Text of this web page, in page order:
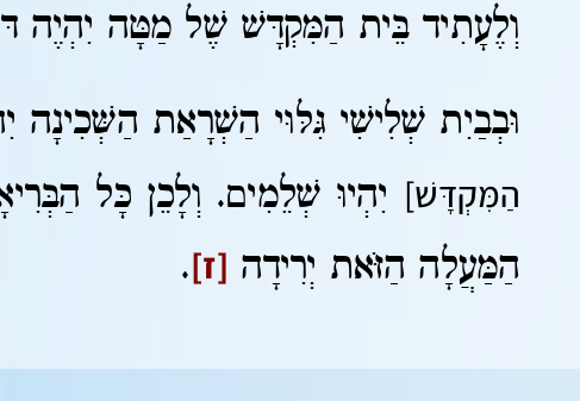
וְלֶעָתִיד בֵּית הַמִּקְדָּשׁ שֶׁל מַטָּה יִהְיֶה
וּבְבַיִת שְׁלִישִׁי גִּלּוּי הַשְׁרָאַת הַשְּׁכִינָה
הַמִּקְדָּשׁ] יִהְיוּ שְׁלֵמִים. וְלָכֵן כָּל
הַמַּעֲלָה הַזֹּאת יְרִידָה [ז].